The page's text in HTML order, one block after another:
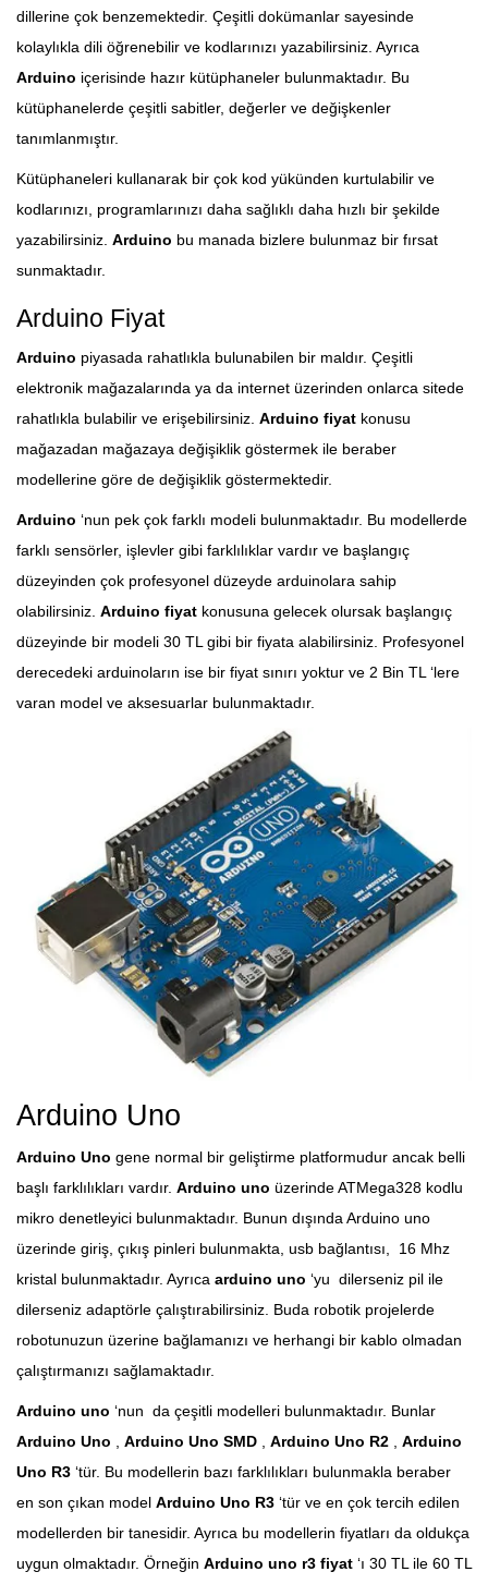
dillerine çok benzemektedir. Çeşitli dokümanlar sayesinde
kolaylıkla dili öğrenebilir ve kodlarınızı yazabilirsiniz. Ayrıca
Arduino içerisinde hazır kütüphaneler bulunmaktadır. Bu
kütüphanelerde çeşitli sabitler, değerler ve değişkenler
tanımlanmıştır.
Kütüphaneleri kullanarak bir çok kod yükünden kurtulabilir ve
kodlarınızı, programlarınızı daha sağlıklı daha hızlı bir şekilde
yazabilirsiniz. Arduino bu manada bizlere bulunmaz bir fırsat
sunmaktadır.
Arduino Fiyat
Arduino piyasada rahatlıkla bulunabilen bir maldır. Çeşitli
elektronik mağazalarında ya da internet üzerinden onlarca sitede
rahatlıkla bulabilir ve erişebilirsiniz. Arduino fiyat konusu
mağazadan mağazaya değişiklik göstermek ile beraber
modellerine göre de değişiklik göstermektedir.
Arduino ‘nun pek çok farklı modeli bulunmaktadır. Bu modellerde
farklı sensörler, işlevler gibi farklılıklar vardır ve başlangıç
düzeyinden çok profesyonel düzeyde arduinolara sahip
olabilirsiniz. Arduino fiyat konusuna gelecek olursak başlangıç
düzeyinde bir modeli 30 TL gibi bir fiyata alabilirsiniz. Profesyonel
derecedeki arduinoların ise bir fiyat sınırı yoktur ve 2 Bin TL ‘lere
varan model ve aksesuarlar bulunmaktadır.
Arduino Uno
Arduino Uno gene normal bir geliştirme platformudur ancak belli
başlı farklılıkları vardır. Arduino uno üzerinde ATMega328 kodlu
mikro denetleyici bulunmaktadır. Bunun dışında Arduino uno
üzerinde giriş, çıkış pinleri bulunmakta, usb bağlantısı, 16 Mhz
kristal bulunmaktadır. Ayrıca arduino uno ‘yu dilerseniz pil ile
dilerseniz adaptörle çalıştırabilirsiniz. Buda robotik projelerde
robotunuzun üzerine bağlamanızı ve herhangi bir kablo olmadan
çalıştırmanızı sağlamaktadır.
Arduino uno ‘nun da çeşitli modelleri bulunmaktadır. Bunlar
Arduino Uno , Arduino Uno SMD , Arduino Uno R2 , Arduino
Uno R3 ‘tür. Bu modellerin bazı farklılıkları bulunmakla beraber
en son çıkan model Arduino Uno R3 ‘tür ve en çok tercih edilen
modellerden bir tanesidir. Ayrıca bu modellerin fiyatları da oldukça
uygun olmaktadır. Örneğin Arduino uno r3 fiyat ‘ı 30 TL ile 60 TL